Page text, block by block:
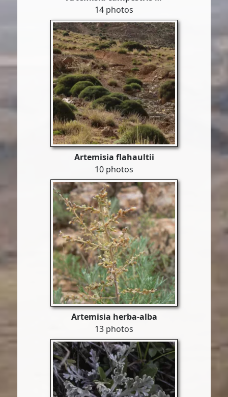
14 photos
Artemisia flahaultii
10 photos
Artemisia herba-alba
13 photos